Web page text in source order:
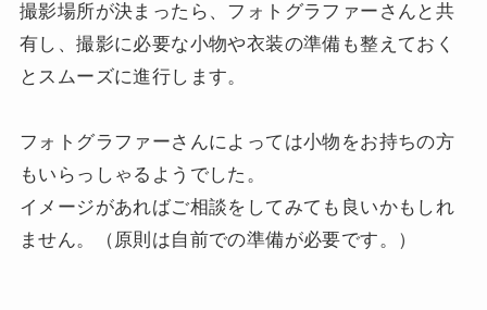
撮影場所が決まったら、フォトグラファーさんと共
有し、撮影に必要な小物や衣装の準備も整えておく
とスムーズに進行します。
フォトグラファーさんによっては小物をお持ちの方
もいらっしゃるようでした。
イメージがあればご相談をしてみても良いかもしれ
ません。（原則は自前での準備が必要です。）